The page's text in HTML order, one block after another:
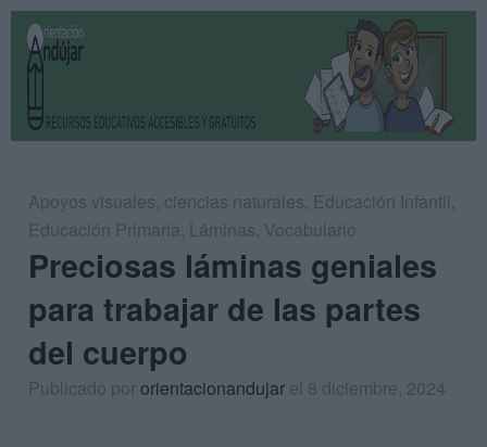
Apoyos visuales, ciencias naturales, Educación Infantil,
Educación Primaria, Láminas, Vocabulario
Preciosas láminas geniales
para trabajar de las partes
del cuerpo
Publicado pororientacionandujar el 8 diciembre, 2024